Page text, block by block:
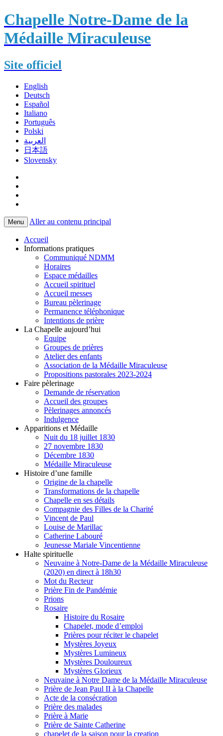
Chapelle Notre-Dame de la
Médaille Miraculeuse
Site officiel
English
Deutsch
Español
Italiano
Português
Polski
العربية
日本語
Slovensky
Menu Aller au contenu principal
Accueil
Informations pratiques
Communiqué NDMM
Horaires
Espace médailles
Accueil spirituel
Accueil messes
Bureau pèlerinage
Permanence téléphonique
Intentions de prière
La Chapelle aujourd’hui
Equipe
Groupes de prières
Atelier des enfants
Association de la Médaille Miraculeuse
Propositions pastorales 2023-2024
Faire pèlerinage
Demande de réservation
Accueil des groupes
Pèlerinages annoncés
Indulgence
Apparitions et Médaille
Nuit du 18 juillet 1830
27 novembre 1830
Décembre 1830
Médaille Miraculeuse
Histoire d’une famille
Origine de la chapelle
Transformations de la chapelle
Chapelle en ses détails
Compagnie des Filles de la Charité
Vincent de Paul
Louise de Marillac
Catherine Labouré
Jeunesse Mariale Vincentienne
Halte spirituelle
Neuvaine à Notre-Dame de la Médaille Miraculeuse
(2020) en direct à 18h30
Mot du Recteur
Prière Fin de Pandémie
Prions
Rosaire
Histoire du Rosaire
Chapelet, mode d’emploi
Prières pour réciter le chapelet
Mystères Joyeux
Mystères Lumineux
Mystères Douloureux
Mystères Glorieux
Neuvaine à Notre Dame de la Médaille Miraculeuse
Prière de Jean Paul II à la Chapelle
Acte de la consécration
Prière des malades
Prière à Marie
Prière de Sainte Catherine
chapelet de la saison pour la creation